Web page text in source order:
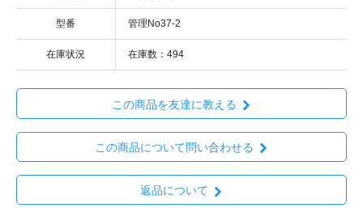
型番 管理No37-2
在庫状況 在庫数：494
この商品を友達に教える
この商品について問い合わせる
返品について